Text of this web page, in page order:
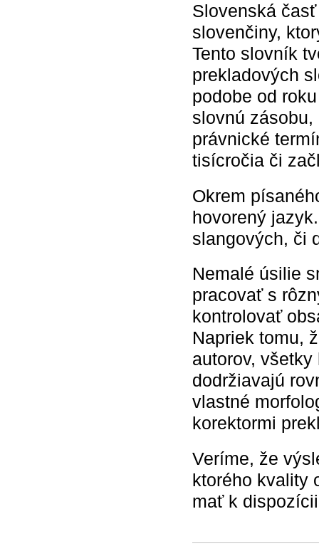
Slovenská
slovenčiny,
Tento slovník
prekladových
podobe od
slovnú
právnické
tisícročia či
Okrem
hovorený
slangových, či
Nemalé úsilie
pracovať s
kontrolovať
Napriek tomu,
autorov,
dodržiavajú
vlastné
korektormi
Veríme, že
ktorého kvality
mať k